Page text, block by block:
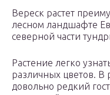
Вереск растет
лесном ландшафте
северной части
Растение легко
различных цветов. В
довольно редкий